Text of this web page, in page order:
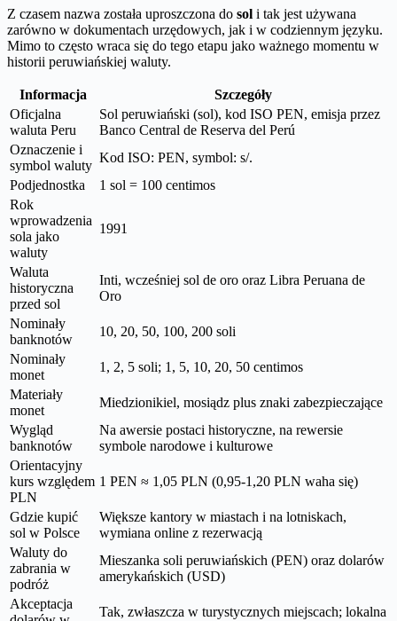
Z czasem nazwa została uproszczona do sol i tak jest używana
zarówno w dokumentach urzędowych, jak i w codziennym języku.
Mimo to często wraca się do tego etapu jako ważnego momentu w
historii peruwiańskiej waluty.
Informacja
Szczegóły
Oficjalna
waluta Peru
Sol peruwiański (sol), kod ISO PEN, emisja przez
Banco Central de Reserva del Perú
Oznaczenie i
symbol waluty
Kod ISO: PEN, symbol: s/.
Podjednostka
1 sol = 100 centimos
Rok
wprowadzenia
sola jako
waluty
1991
Waluta
historyczna
przed sol
Inti, wcześniej sol de oro oraz Libra Peruana de
Oro
Nominały
banknotów
10, 20, 50, 100, 200 soli
Nominały
monet
1, 2, 5 soli; 1, 5, 10, 20, 50 centimos
Materiały
monet
Miedzionikiel, mosiądz plus znaki zabezpieczające
Wygląd
banknotów
Na awersie postaci historyczne, na rewersie
symbole narodowe i kulturowe
Orientacyjny
kurs względem
PLN
1 PEN ≈ 1,05 PLN (0,95-1,20 PLN waha się)
Gdzie kupić
sol w Polsce
Większe kantory w miastach i na lotniskach,
wymiana online z rezerwacją
Waluty do
zabrania w
podróż
Mieszanka soli peruwiańskich (PEN) oraz dolarów
amerykańskich (USD)
Akceptacja
Tak, zwłaszcza w turystycznych miejscach; lokalna